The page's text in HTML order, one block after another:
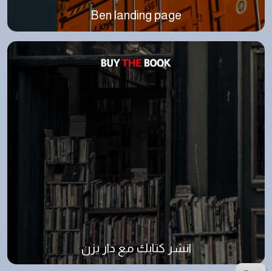
Ben landing page
انشر كتابك مع دار يزن